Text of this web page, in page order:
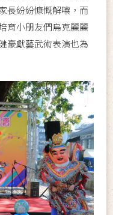
長紛紛慷慨解嚷，而
育小朋友們烏克麗麗
豪獻藝武術表演也為